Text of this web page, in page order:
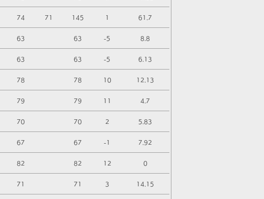
74 71 145 1 61.7
63 63 -5 8.8
63 63 -5 6.13
78 78 10 12.13
79 79 11 4.7
70 70 2 5.83
67 67 -1 7.92
82 82 12 0
71 71 3 14.15